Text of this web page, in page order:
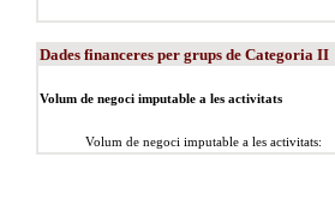
Dades financeres per grups de Categoria II
Volum de negoci imputable a les activitats
Volum de negoci imputable a les activitats: